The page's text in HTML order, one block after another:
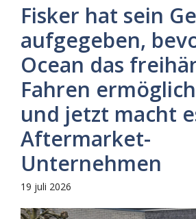
Fisker hat sein
aufgegeben,
Ocean das
Fahren
und jetzt macht
Aftermarket-
Unternehmen
19 juli 2026